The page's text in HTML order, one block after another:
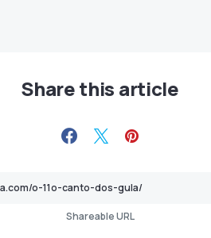
Share this article
Shareable URL